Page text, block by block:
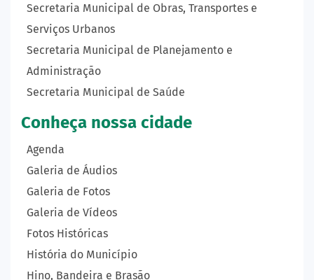
Secretaria Municipal de Obras, Transportes e
Serviços Urbanos
Secretaria Municipal de Planejamento e
Administração
Secretaria Municipal de Saúde
Conheça nossa cidade
Agenda
Galeria de Áudios
Galeria de Fotos
Galeria de Vídeos
Fotos Históricas
História do Município
Hino, Bandeira e Brasão